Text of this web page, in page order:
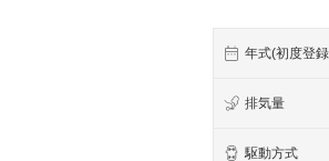
年式(初度登
排気量
駆動方式